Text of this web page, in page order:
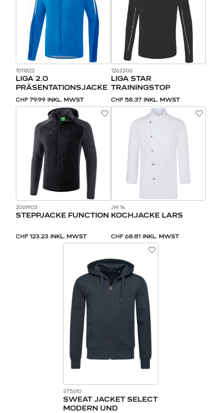
1011822
LIGA 2.0
PRÄSENTATIONSJACKE
CHF 79.99 INKL. MWST
1262306
LIGA STAR
TRAININGSTOP
CHF 58.37 INKL. MWST
2061903
STEPPJACKE FUNCTION
CHF 123.23 INKL. MWST
JM 14
KOCHJACKE LARS
CHF 68.81 INKL. MWST
ST5610
SWEAT JACKET SELECT
MODERN UND